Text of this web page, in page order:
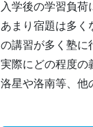
入学後の学習負荷
あまり宿題は多く
の講習が多く塾に
実際にどの程度の
洛星や洛南等、他